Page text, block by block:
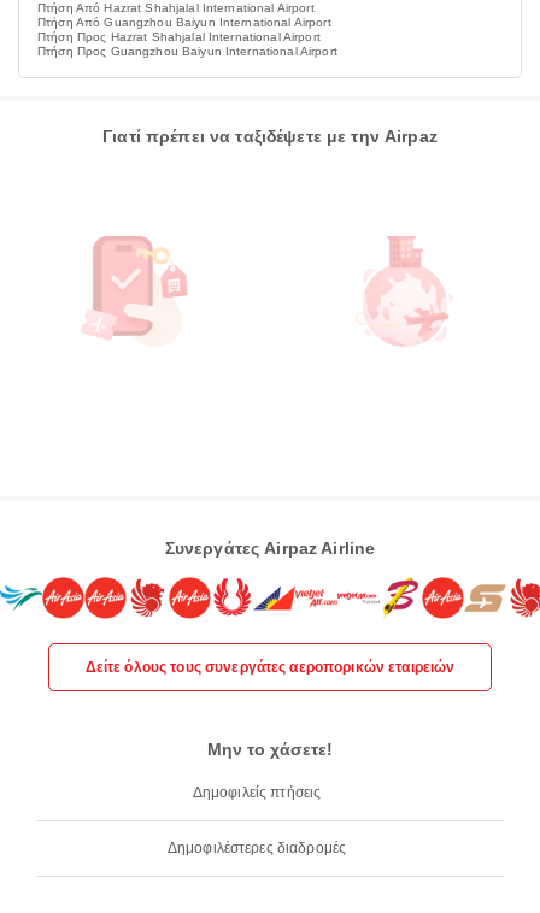
Πτήση Από Hazrat Shahjalal International Airport
Πτήση Από Guangzhou Baiyun International Airport
Πτήση Προς Hazrat Shahjalal International Airport
Πτήση Προς Guangzhou Baiyun International Airport
Γιατί πρέπει να ταξιδέψετε με την Airpaz
Συνεργάτες Airpaz Airline
Δείτε όλους τους συνεργάτες αεροπορικών εταιρειών
Μην το χάσετε!
Δημοφιλείς πτήσεις
Δημοφιλέστερες διαδρομές